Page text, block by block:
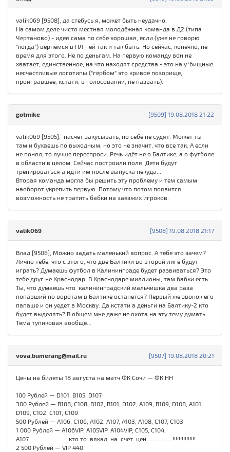
valik069 [9508], да стебусь я, может быть неудачно.
На самом деле чисто местная молодёжная команда в Д2 (типа
Чертаново) - идея сама по себе хорошая, если (уже не говорю
"когда") вернёмся в ПЛ - ей так и так быть. Но сейчас, конечно, не
время для этого. Не по деньгам. На первую команду вон не
хватает, единственное, на что находят средства - это на у*бищные
несчастливые логотипы ("гербом" это кривое позорище,
проигравшее, кстати, в голосовании, не назвать).
[9509] 19.08.2018 21:22
gotmike
valik069 [9505], насчёт закусывать, по себе не судят. Может ты
там и бухаешь по выходным, но это не значит, что все так. А если
не понял, то лучше переспроси. Речь идёт не о Балтике, а о футболе
в области в целом. Сейчас построили поля. Дети будут
тренироваться а идти им после выпуска некуда...
Вторая команда могла бы решить эту проблему и тем самым
наоборот укрепить первую. Потому что потом появится
возможность не тратить бабки на заезжих игроков.
[9508] 19.08.2018 21:17
valik069
Влад [9506], Можно задать маленький вопрос. А тебе это зачем?
Лично тебе, что с этого, что две Балтики во второй лиге будут
играть? Думаешь футбол в Калининграде будет развиваться? Это
тебе друг не Краснодар. В Краснодаре миллионы, там бабки есть.
Ты, что думаешь что калининградский мальчишка два раза
попавший по воротам в Балтике останется? Первый же звонок его
папаше и он уедет в Москву. Да кстати а деньги на Балтику-2 кто
будет выделять? В общем мне даже не охота на эту тему думать.
Тема тупиковая вообще...
[9507] 19.08.2018 20:21
vova.bumerang@mail.ru
Цены на билеты 18 августа на матч ФК Сочи — ФК НН
100 Рублей — D101, B105, D107
300 Рублей — B108, C108, B102, B101, D102, A109, B109, D108, A101,
D109, C102, C101, C109
500 Рублей — A106, C106, A102, A107, A103, A108, C107, C103
1 000 Рублей — A106VIP, A105VIP, A104VIP, C105, C104,
A107 кто то вякал на счет цен.................!!!!!!!!!!!!!!!
2 500 Рублей — VIP 440